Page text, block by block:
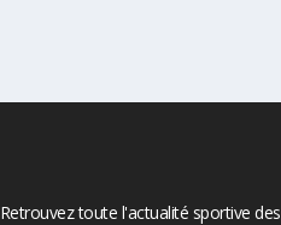
Retrouvez toute l'actualité sportive des